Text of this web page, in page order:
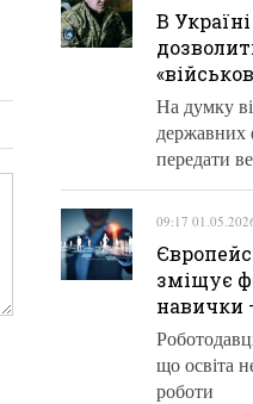
В
На думку
державних
передати
09:17
зміщує
навички
що освіта
роботи